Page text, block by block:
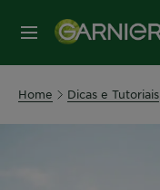
MENU
Home Dicas e Tutoriais